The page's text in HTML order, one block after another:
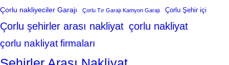
Çorlu nakliyeciler Garajı Çorlu Tır Garajı Kamyon Garajı Çorlu Şehir içi
Çorlu şehirler arası nakliyat çorlu nakliyat
çorlu nakliyat firmaları